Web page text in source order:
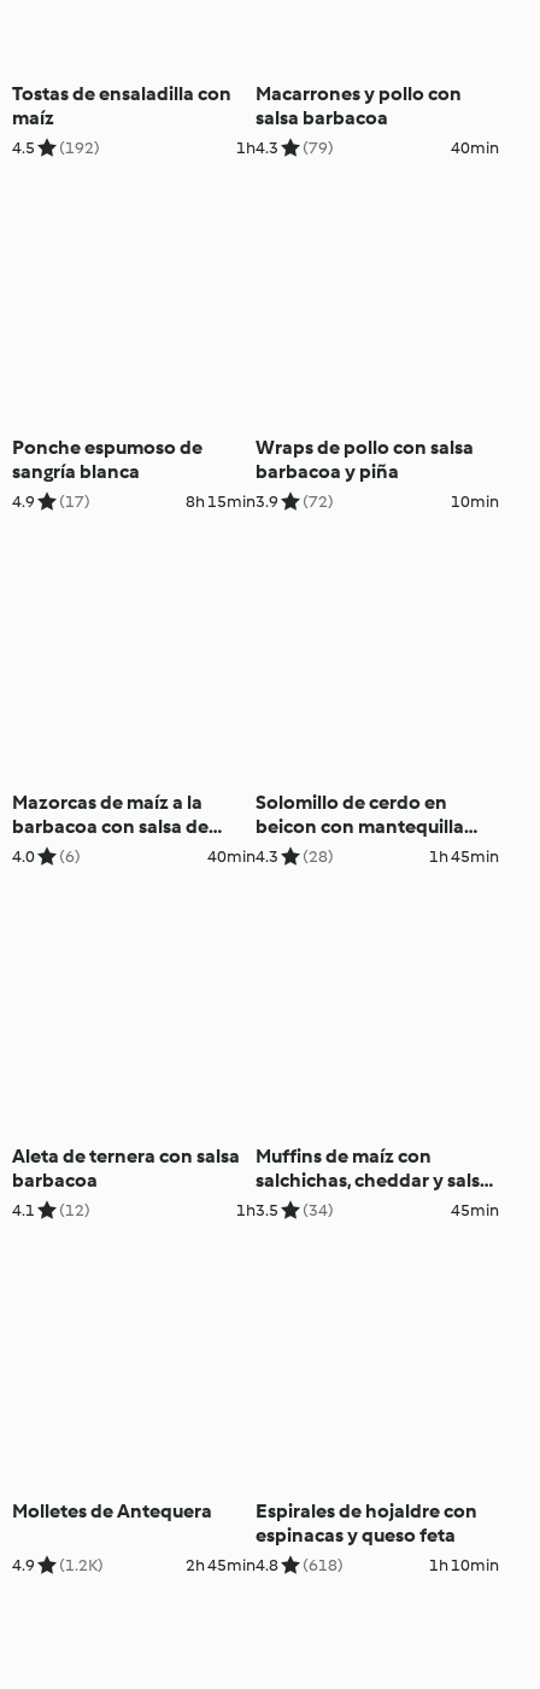
Tostas de ensaladilla con
maíz
4.5 (192) 1h
Macarrones y pollo con
salsa barbacoa
4.3 (79) 40min
Ponche espumoso de
sangría blanca
4.9 (17) 8h 15min
Wraps de pollo con salsa
barbacoa y piña
3.9 (72) 10min
Mazorcas de maíz a la
barbacoa con salsa de
cilantro y queso
4.0 (6) 40min
Solomillo de cerdo en
beicon con mantequilla
barbacoa al vacío
4.3 (28) 1h 45min
Aleta de ternera con salsa
barbacoa
4.1 (12) 1h
Muffins de maíz con
salchichas, cheddar y salsa
barbacoa
3.5 (34) 45min
Molletes de Antequera
4.9 (1.2K) 2h 45min
Espirales de hojaldre con
espinacas y queso feta
4.8 (618) 1h 10min